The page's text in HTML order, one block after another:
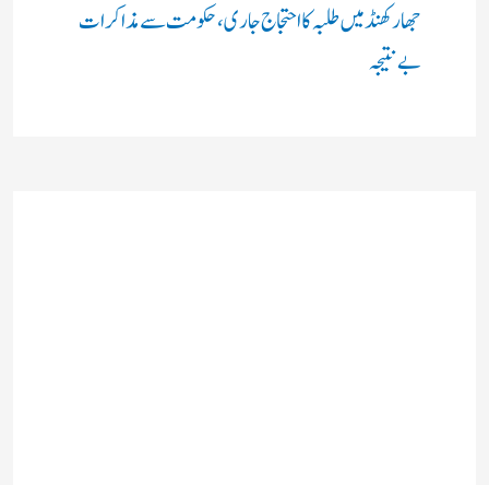
جھارکھنڈ میں طلبہ کا احتجاج جاری، حکومت سے مذاکرات
بے نتیجہ